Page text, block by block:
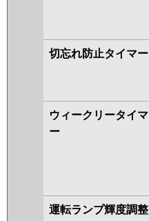
切忘れ防止タイマー
ウィークリータイマ
ー
運転ランプ輝度調整